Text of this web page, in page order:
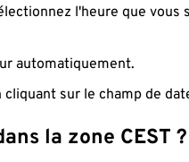
l'heure que vous
automatiquement.
sur le champ de
la zone CEST ?